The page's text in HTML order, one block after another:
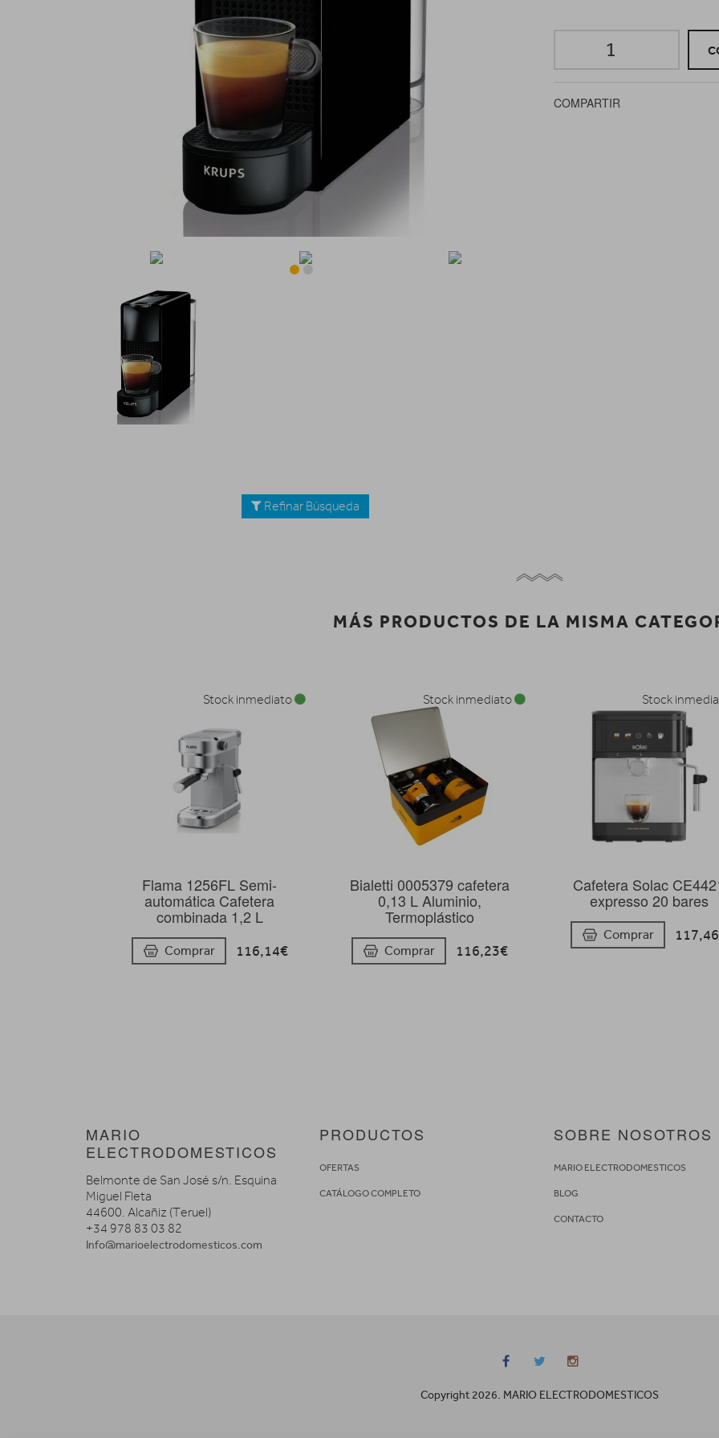
Refinar Búsqueda
COMPARTIR
MÁS PRODUCTOS DE LA MISMA
Flama 1256FL Semi-
automática Cafetera
combinada 1,2 L
Comprar 116,14€
Stock inmediato
Bialetti 0005379 cafetera
0,13 L Aluminio,
Termoplástico
Comprar 116,23€
Stock inmediato
Cafetera Solac
expresso 20 bares
Comprar
Stock
MARIO
ELECTRODOMESTICOS
Belmonte de San José s/n. Esquina
Miguel Fleta
44600. Alcañiz (Teruel)
+34 978 83 03 82
Info@marioelectrodomesticos.com
PRODUCTOS
OFERTAS
CATÁLOGO COMPLETO
SOBRE NOSOTROS
MARIO ELECTRODOMESTICOS
BLOG
CONTACTO
Copyright 2026. MARIO ELECTRODOMESTICOS